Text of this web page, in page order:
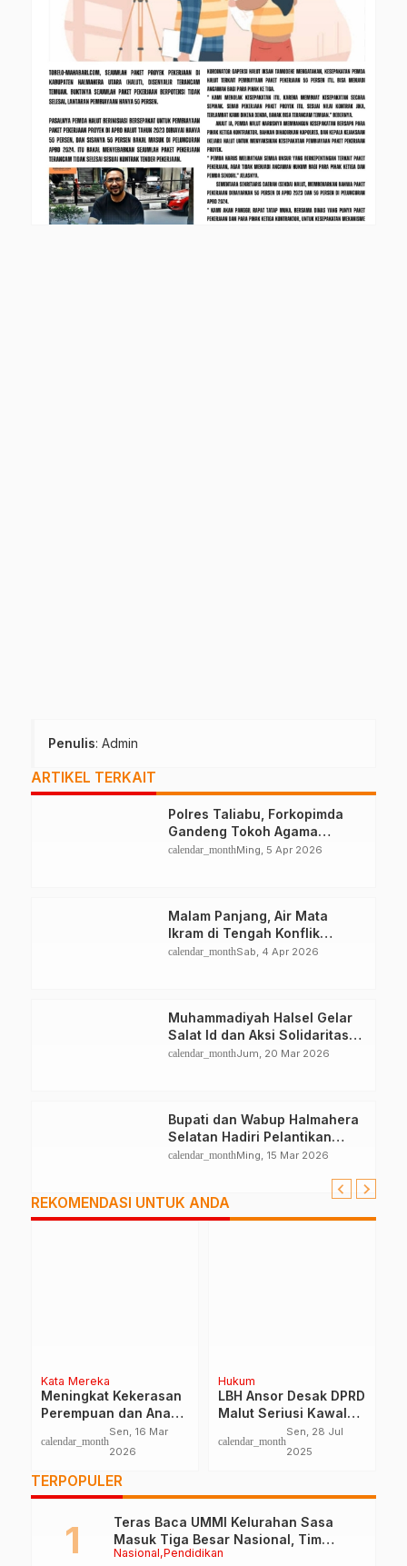
Penulis: Admin
ARTIKEL TERKAIT
Polres Taliabu, Forkopimda
Gandeng Tokoh Agama
Deklarasikan Damai
calendar_monthMing, 5 Apr 2026
Malam Panjang, Air Mata
Ikram di Tengah Konflik
Halteng
calendar_monthSab, 4 Apr 2026
Muhammadiyah Halsel Gelar
Salat Id dan Aksi Solidaritas
Palestina
calendar_monthJum, 20 Mar 2026
Bupati dan Wabup Halmahera
Selatan Hadiri Pelantikan
Mabiran Pramuka se-Kwarcab
calendar_monthMing, 15 Mar 2026
REKOMENDASI UNTUK ANDA
Kekerasan
dan Anak,
LBH Ansor Desak DPRD
Malut Seriusi Kawal
Sengketa Aset Ubo-
ubo ke Senayan
DP2KB Sula,
Bhayangkari,
Citra Kirana,
DWP Sula Dalam
TERPOPULER
Nasional Pendidikan
Teras Baca UMMI Kelurahan Sasa
Masuk Tiga Besar Nasional, Tim
Penilai Lakukan Visitasi di Ternate